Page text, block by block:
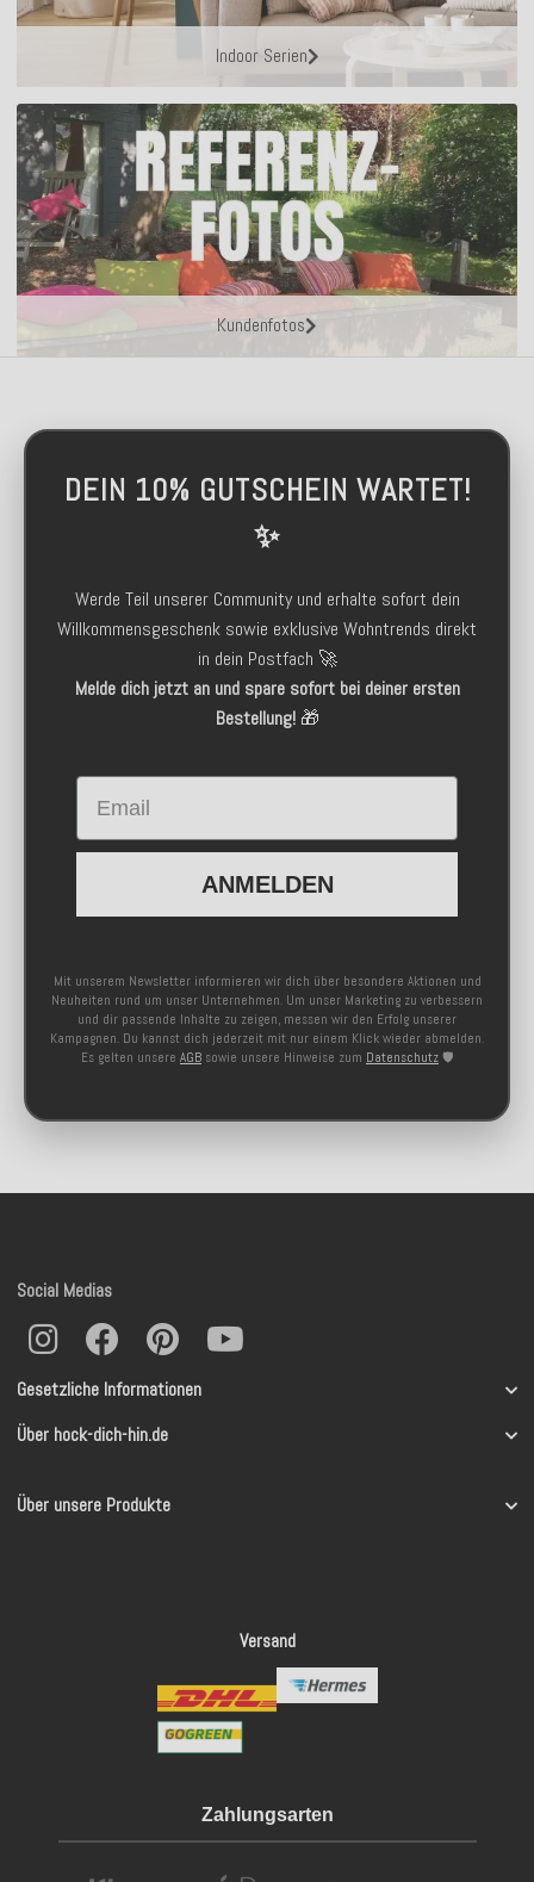
Indoor Serien
Kundenfotos
DEIN 10% GUTSCHEIN WARTET!
✨
Werde Teil unserer Community und erhalte sofort dein
Willkommensgeschenk sowie exklusive Wohntrends direkt
in dein Postfach 🚀
Melde dich jetzt an und spare sofort bei deiner ersten
Bestellung!🎁
Email
ANMELDEN
Mit unserem Newsletter informieren wir dich über besondere Aktionen und
Neuheiten rund um unser Unternehmen. Um unser Marketing zu verbessern
und dir passende Inhalte zu zeigen, messen wir den Erfolg unserer
Kampagnen. Du kannst dich jederzeit mit nur einem Klick wieder abmelden.
Es gelten unsere AGB sowie unsere Hinweise zum Datenschutz 🛡️
Gesetzliche Informationen
Über hock-dich-hin.de
Über unsere Produkte
Social Medias
Versand
Zahlungsarten